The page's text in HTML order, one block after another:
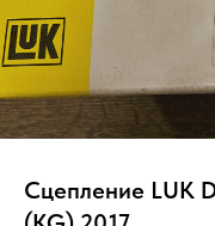
Сцепление LUK